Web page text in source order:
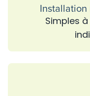
Simples